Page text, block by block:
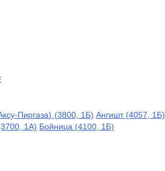
Пиргаза) (3800, 1Б) Ангишт (4057, 1Б)
1А) Бойница (4100, 1Б)